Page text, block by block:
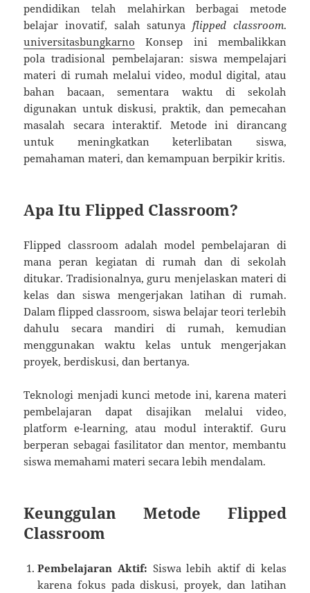
pendidikan telah melahirkan berbagai metode
belajar inovatif, salah satunya flipped classroom.
universitasbungkarno Konsep ini membalikkan
pola tradisional pembelajaran: siswa mempelajari
materi di rumah melalui video, modul digital, atau
bahan bacaan, sementara waktu di sekolah
digunakan untuk diskusi, praktik, dan pemecahan
masalah secara interaktif. Metode ini dirancang
untuk meningkatkan keterlibatan siswa,
pemahaman materi, dan kemampuan berpikir kritis.
Apa Itu Flipped Classroom?
Flipped classroom adalah model pembelajaran di
mana peran kegiatan di rumah dan di sekolah
ditukar. Tradisionalnya, guru menjelaskan materi di
kelas dan siswa mengerjakan latihan di rumah.
Dalam flipped classroom, siswa belajar teori terlebih
dahulu secara mandiri di rumah, kemudian
menggunakan waktu kelas untuk mengerjakan
proyek, berdiskusi, dan bertanya.
Teknologi menjadi kunci metode ini, karena materi
pembelajaran dapat disajikan melalui video,
platform e-learning, atau modul interaktif. Guru
berperan sebagai fasilitator dan mentor, membantu
siswa memahami materi secara lebih mendalam.
Keunggulan Metode Flipped
Classroom
Pembelajaran Aktif: Siswa lebih aktif di kelas
karena fokus pada diskusi, proyek, dan latihan